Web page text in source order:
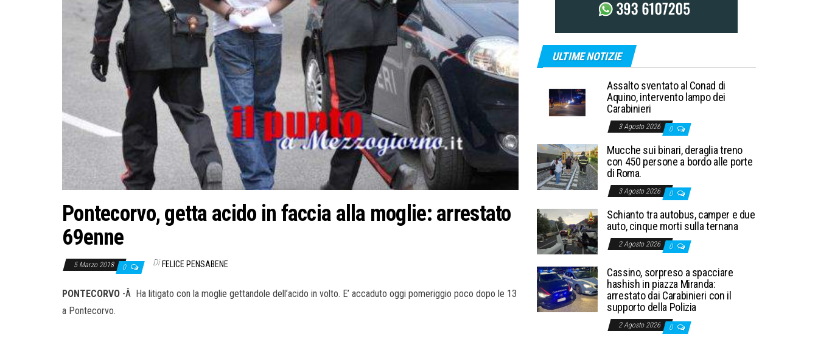
Pontecorvo, getta acido in faccia alla moglie: arrestato
69enne
5 Marzo 2018 0 Di FELICE PENSABENE
PONTECORVO -Â Ha litigato con la moglie gettandole dell’acido in volto. E’ accaduto oggi pomeriggio poco dopo le 13
a Pontecorvo.
ULTIME NOTIZIE
Assalto sventato al Conad di
Aquino, intervento lampo dei
Carabinieri
3 Agosto 2026 0
Mucche sui binari, deraglia treno
con 450 persone a bordo alle porte
di Roma.
3 Agosto 2026 0
Schianto tra autobus, camper e due
auto, cinque morti sulla ternana
2 Agosto 2026 0
Cassino, sorpreso a spacciare
hashish in piazza Miranda:
arrestato dai Carabinieri con il
supporto della Polizia
2 Agosto 2026 0